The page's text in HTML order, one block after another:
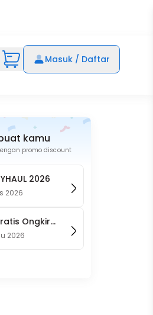
Masuk / Daftar
kamu
promo discount
2026
2026
Ongkir
Website)
2026